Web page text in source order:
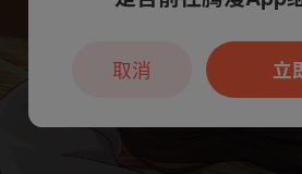
本章节仅支持App阅读，
户7天免费看
立
取消